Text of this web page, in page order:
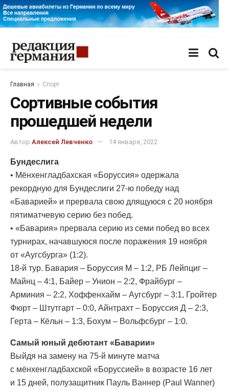
Главная Спорт
Сортивные события
прошедшей недели
Автор Алексей Левченко 14 января, 2022
Бундеслига
• Мёнхенгладбахская «Боруссия» одержала
рекордную для Бундеслиги 27-ю победу над
«Баварией» и прервала свою длящуюся с 20 ноября
пятиматчевую серию без побед.
• «Бавария» прервала серию из семи побед во всех
турнирах, начавшуюся после поражения 19 ноября
от «Аугсбурга» (1:2).
18-й тур. Бавария – Боруссия М – 1:2, РБ Лейпциг –
Майнц – 4:1, Байер – Унион – 2:2, Фрайбург –
Арминия – 2:2, Хоффенхайм – Аугсбург – 3:1, Гройтер
Фюрт – Штутгарт – 0:0, Айнтрахт – Боруссия Д – 2:3,
Герта – Кёльн – 1:3, Бохум – Вольфсбург – 1:0.
Самый юный дебютант «Баварии»
Выйдя на замену на 75-й минуте матча
с мёнхенгладбахской «Боруссией» в возрасте 16 лет
и 15 дней, полузащитник Пауль Ваннер (Paul Wanner)